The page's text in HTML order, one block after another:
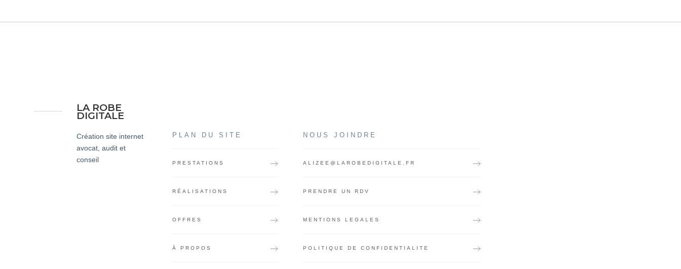
LA ROBE
DIGITALE
Création site internet
avocat, audit et
conseil
PLAN DU SITE
PRESTATIONS
RÉALISATIONS
OFFRES
À PROPOS
NOUS JOINDRE
ALIZEE@LAROBEDIGITALE.FR
PRENDRE UN RDV
MENTIONS LEGALES
POLITIQUE DE CONFIDENTIALITE